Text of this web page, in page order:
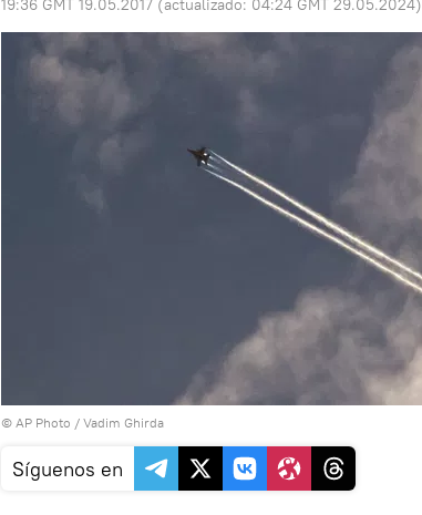
19:36 GMT 19.05.2017 (actualizado: 04:24 GMT 29.05.2024)
© AP Photo / Vadim Ghirda
Síguenos en